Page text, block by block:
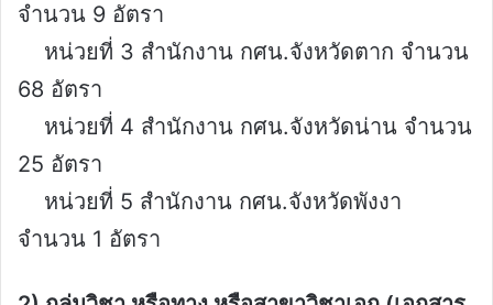
จำนวน 9 อัตรา
หน่วยที่ 3 สำนักงาน กศน.จังหวัดตาก จำนวน
68 อัตรา
หน่วยที่ 4 สำนักงาน กศน.จังหวัดน่าน จำนวน
25 อัตรา
หน่วยที่ 5 สำนักงาน กศน.จังหวัดพังงา
จำนวน 1 อัตรา